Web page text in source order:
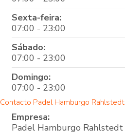
Sexta-feira:
07:00 - 23:00
Sábado:
07:00 - 23:00
Domingo:
07:00 - 23:00
Contacto Padel Hamburgo Rahlstedt
Empresa:
Padel Hamburgo Rahlstedt